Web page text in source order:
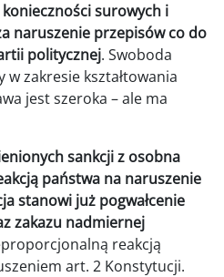
surowych i
naruszenie przepisów co do
politycznej. Swoboda
zakresie kształtowania
jest szeroka – ale ma
sankcji z osobna
państwa na naruszenie
stanowi już pogwałcenie
zakazu nadmiernej
reakcją
art. 2 Konstytucji.